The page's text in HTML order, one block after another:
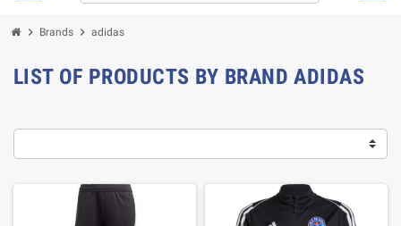
chevron_right Brands chevron_right adidas
LIST OF PRODUCTS BY BRAND ADIDAS